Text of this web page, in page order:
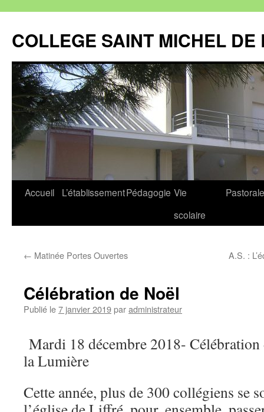
contenu
COLLEGE SAINT MICHEL DE
Accueil L’établissementPédagogie Vie
scolaire
Pastorale
← Matinée Portes Ouvertes A.S. :
Célébration de Noël
Publié le7 janvier 2019paradministrateur
Mardi 18 décembre 2018-
la Lumière
Cette année, plus de 300 collégiens se